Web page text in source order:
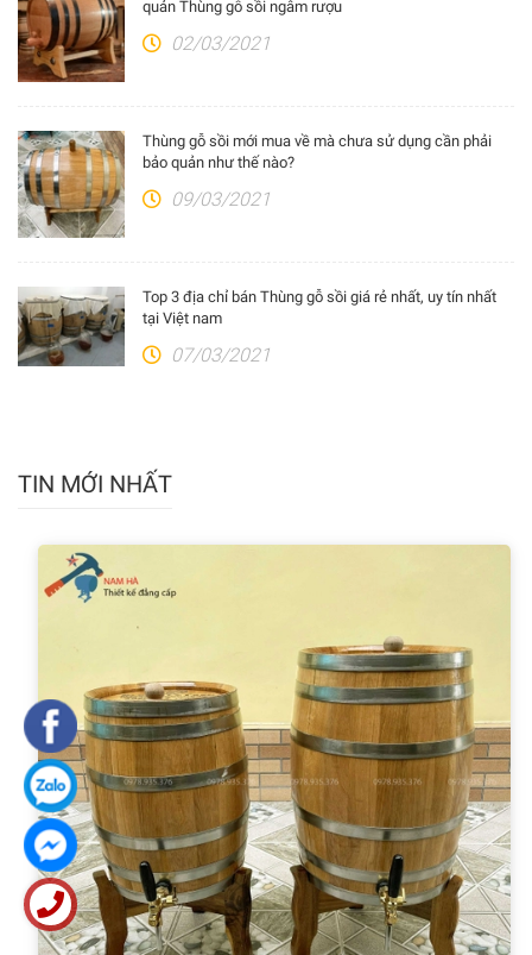
quản Thùng gỗ sồi ngâm rượu
02/03/2021
Thùng gỗ sồi mới mua về mà chưa sử dụng cần phải
bảo quản như thế nào?
09/03/2021
Top 3 địa chỉ bán Thùng gỗ sồi giá rẻ nhất, uy tín nhất
tại Việt nam
07/03/2021
TIN MỚI NHẤT